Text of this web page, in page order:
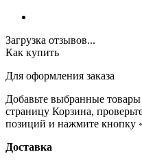
Загрузка отзывов...
Как купить
Для оформления заказа
Добавьте выбранные товары
страницу Корзина,
позиций и нажмите кнопку
Доставка